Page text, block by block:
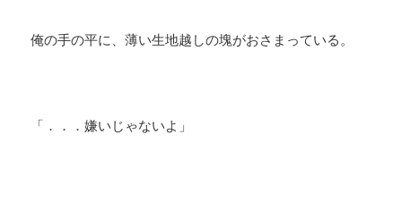
俺の手の平に、薄い生地越しの塊がおさまっている。
「．．．嫌いじゃないよ」